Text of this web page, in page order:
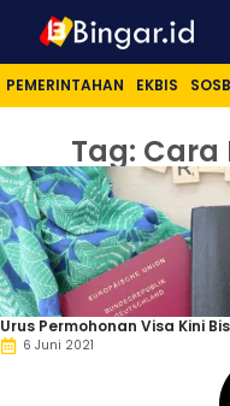
PEMERINTAHAN EKBIS
Tag: Cara
Urus Permohonan Visa Kini
6 Juni 2021